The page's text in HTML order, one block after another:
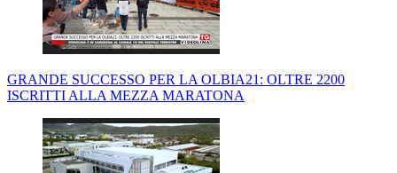
GRANDE SUCCESSO PER LA OLBIA21: OLTRE 2200
ISCRITTI ALLA MEZZA MARATONA